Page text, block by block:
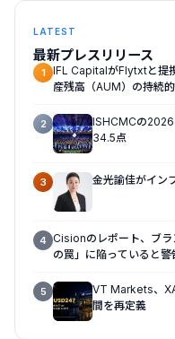
LATEST
最新プレスリリース
1
IFL CapitalがFlytxtと提
産残高（AUM）の持続
2
ISHCMCの2026
34.5点
3 金光諭佳がイン
4 Cisionのレポート、ブラ
の罠」に陥っていると警
5
VT Markets、
間を再定義